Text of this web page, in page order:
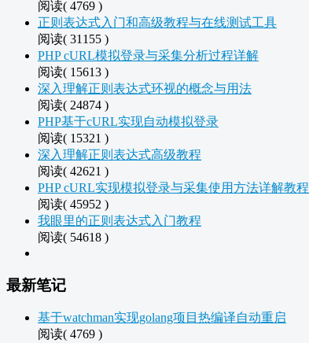
阅读( 4769 )
正则表达式入门和高级教程与在线测试工具
阅读( 31155 )
PHP cURL模拟登录与采集分析过程详解
阅读( 15613 )
深入理解正则表达式环视的概念与用法
阅读( 24874 )
PHP基于cURL实现自动模拟登录
阅读( 15321 )
深入理解正则表达式高级教程
阅读( 42621 )
PHP cURL实现模拟登录与采集使用方法详解教程
阅读( 45952 )
我眼里的正则表达式入门教程
阅读( 54618 )
最新笔记
基于watchman实现golang项目热编译自动重启
阅读( 4769 )